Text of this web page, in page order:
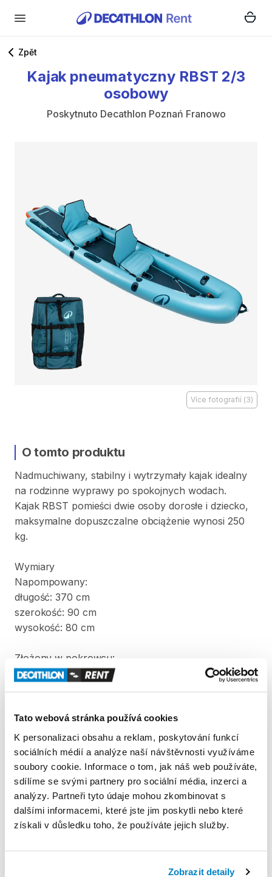
Tato webová stránka používá cookies
K personalizaci obsahu a reklam, poskytování funkcí
sociálních médií a analýze naší návštěvnosti využíváme
soubory cookie. Informace o tom, jak náš web používáte,
sdílíme se svými partnery pro sociální média, inzerci a
analýzy. Partneři tyto údaje mohou zkombinovat s
dalšími informacemi, které jste jim poskytli nebo které
získali v důsledku toho, že používáte jejich služby.
Zobrazit detaily
Zpět
Kajak pneumatyczny RBST 2​/​3
osobowy
Poskytnuto Decathlon Poznań Franowo
Více fotografií (3)
O tomto produktu
Nadmuchiwany​,​ stabilny i wytrzymały kajak idealny
na rodzinne wyprawy po spokojnych wodach.
Kajak RBST pomieści dwie osoby dorosłe i dziecko​,​
maksymalne dopuszczalne obciążenie wynosi 250
kg.
Wymiary
Napompowany:
długość: 370 cm
szerokość: 90 cm
wysokość: 80 cm
Złożony w pokrowcu:
długość: 90 cm
Waga: 22 kg
W komplecie z kajakiem znajdują się dwa wiosła i
pompka.
Pravidla Decathlon Rent